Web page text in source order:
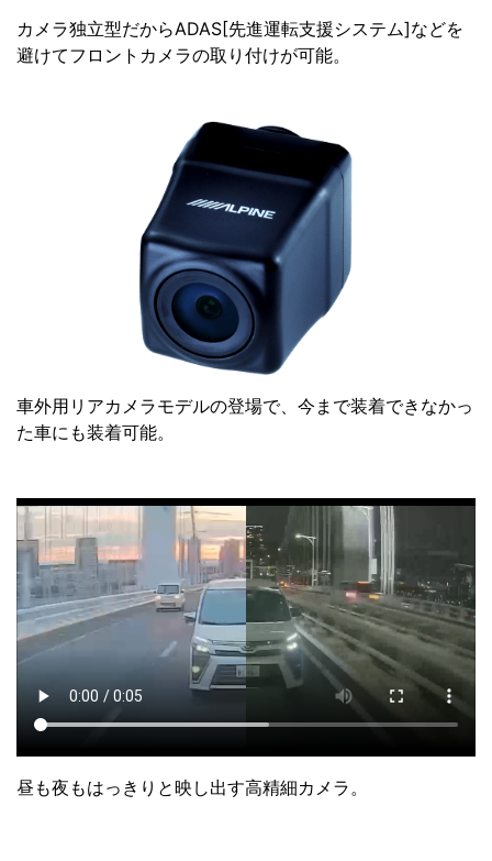
カメラ独立型だからADAS[先進運転支援システム]などを
避けてフロントカメラの取り付けが可能。
車外用リアカメラモデルの登場で、今まで装着できなかっ
た車にも装着可能。
昼も夜もはっきりと映し出す高精細カメラ。